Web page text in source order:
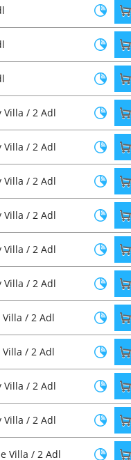
Villa / 2 Adl
Villa / 2 Adl
Villa / 2 Adl
Villa / 2 Adl
Villa / 2 Adl
Villa / 2 Adl
/ 2 Adl
/ 2 Adl
Villa / 2 Adl
Villa / 2 Adl
Villa / 2 Adl